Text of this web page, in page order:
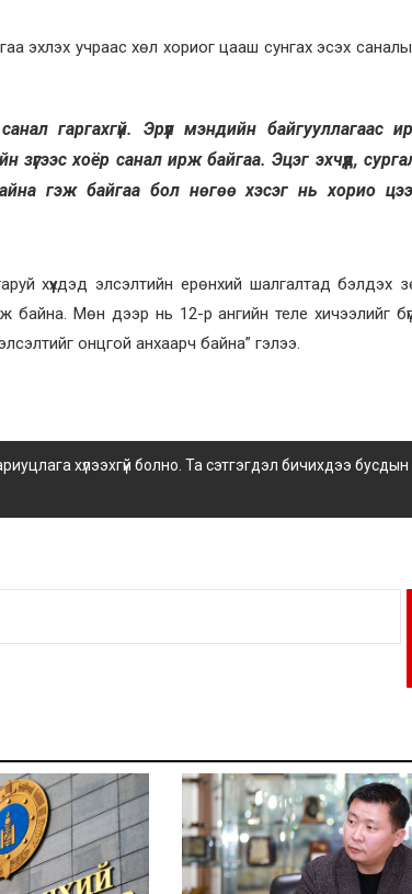
эхлэх учраас хөл хориог цааш сунгах эсэх
гаргахгүй. Эрүүл мэндийн байгууллагаас
хоёр санал ирж байгаа. Эцэг эхчүүд,
гэж байгаа бол нөгөө хэсэг нь хорио
хүүхдэд элсэлтийн ерөнхий шалгалтад бэлдэх
байна. Мөн дээр нь 12-р ангийн теле хичээлийг
онцгой анхаарч байна” гэлээ.
хүлээхгүй болно. Та сэтгэгдэл бичихдээ бусдын